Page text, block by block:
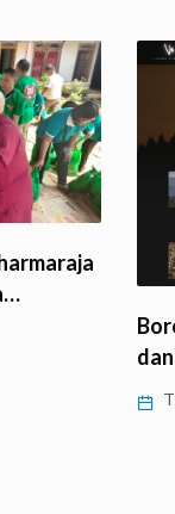
VR,